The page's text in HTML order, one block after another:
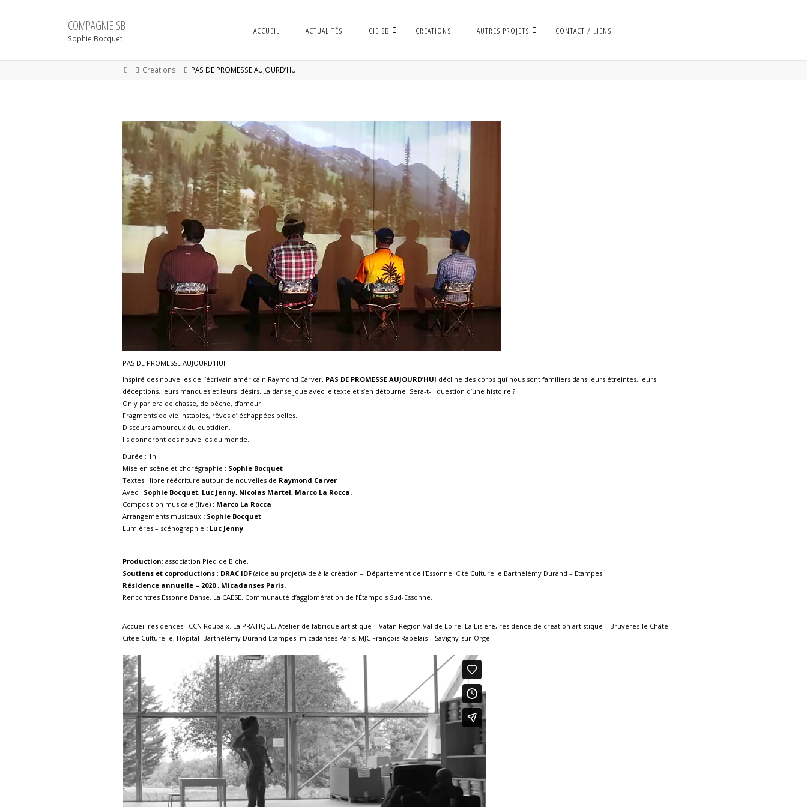
COMPAGNIE SB
Sophie Bocquet
ACCUEIL ACTUALITÉS CIE SB CREATIONS AUTRES PROJETS CONTACT / LIENS
HomeCreations PAS DE PROMESSE AUJOURD’HUI
PAS DE PROMESSE AUJOURD’HUI
Inspiré des nouvelles de l’écrivain américain Raymond Carver, PAS DE PROMESSE AUJOURD’HUI décline des corps qui nous sont familiers dans leurs étreintes, leurs
déceptions, leurs manques et leurs désirs. La danse joue avec le texte et s’en détourne. Sera-t-il question d’une histoire ?
On y parlera de chasse, de pêche, d’amour.
Fragments de vie instables, rêves d’ échappées belles.
Discours amoureux du quotidien.
Ils donneront des nouvelles du monde.
Durée : 1h
Mise en scène et chorégraphie : Sophie Bocquet
Textes : libre réécriture autour de nouvelles de Raymond Carver
Avec : Sophie Bocquet, Luc Jenny, Nicolas Martel, Marco La Rocca.
Composition musicale (live) : Marco La Rocca
Arrangements musicaux : Sophie Bocquet
Lumières – scénographie : Luc Jenny
Production: association Pied de Biche.
Soutiens et coproductions : DRAC IDF (aide au projet)Aide à la création – Département de l’Essonne. Cité Culturelle Barthélémy Durand – Etampes.
Résidence annuelle – 2020 . Micadanses Paris.
Rencontres Essonne Danse. La CAESE, Communauté d’agglomération de l’Étampois Sud-Essonne.
Accueil résidences : CCN Roubaix. La PRATIQUE, Atelier de fabrique artistique – Vatan Région Val de Loire. La Lisière, résidence de création artistique – Bruyères-le Châtel.
Citée Culturelle, Hôpital Barthélémy Durand Etampes. micadanses Paris. MJC François Rabelais – Savigny-sur-Orge.